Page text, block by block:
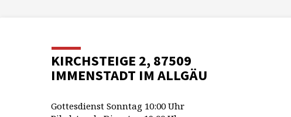
KIRCHSTEIGE 2, 87509
IMMENSTADT IM ALLGÄU
Gottesdienst Sonntag 10:00 Uhr